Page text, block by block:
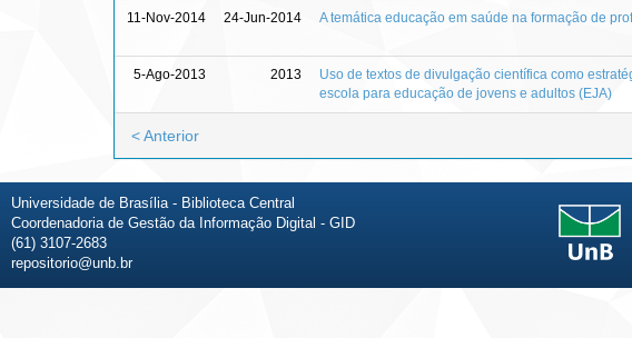
11-Nov-2014 24-Jun-2014 A temática educação em saúde na formação de
5-Ago-2013 2013
Uso de textos de divulgação científica como
escola para educação de jovens e adultos (EJA)
< Anterior
Universidade de Brasília - Biblioteca Central
Coordenadoria de Gestão da Informação Digital - GID
(61) 3107-2683
repositorio@unb.br